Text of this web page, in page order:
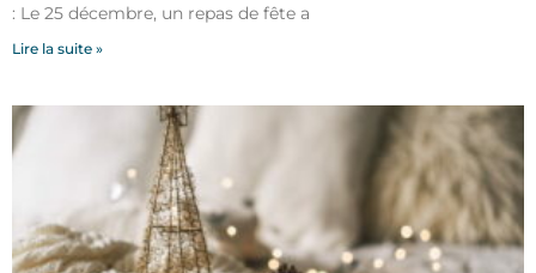
: Le 25 décembre, un repas de fête a
Lire la suite »